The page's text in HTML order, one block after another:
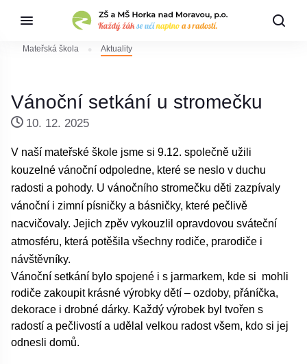
Mateřská škola Aktuality
Vánoční setkání u stromečku
10. 12. 2025
V naší mateřské škole jsme si 9.12. společně užili
kouzelné vánoční odpoledne, které se neslo v duchu
radosti a pohody. U vánočního stromečku děti zazpívaly
vánoční i zimní písničky a básničky, které pečlivě
nacvičovaly. Jejich zpěv vykouzlil opravdovou sváteční
atmosféru, která potěšila všechny rodiče, prarodiče i
návštěvníky.
Vánoční setkání bylo spojené i s jarmarkem, kde si mohli
rodiče zakoupit krásné výrobky dětí – ozdoby, přáníčka,
dekorace i drobné dárky. Každý výrobek byl tvořen s
radostí a pečlivostí a udělal velkou radost všem, kdo si jej
odnesli domů.